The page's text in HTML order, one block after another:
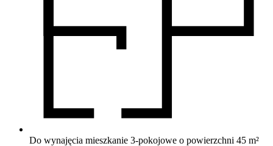
Do wynajęcia mieszkanie 3-pokojowe o powierzchni 45 m²